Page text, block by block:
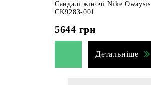
Сандалі жіночі Nike Owaysis
CK9283-001
5644 грн
Детальніше